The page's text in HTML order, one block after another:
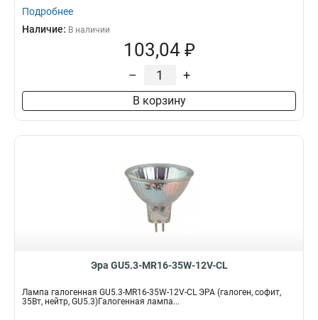
Подробнее
Наличие: В наличии
103,04 ₽
– +
В корзину
Эра GU5.3-MR16-35W-12V-CL
Лампа галогенная GU5.3-MR16-35W-12V-CL ЭРА (галоген, софит,
35Вт, нейтр, GU5.3)Галогенная лампа...